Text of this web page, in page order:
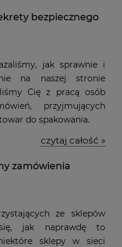
bezpiecznego
jak sprawnie i
na naszej stronie
Cię z pracą osób
przyjmujących
do spakowania.
czytaj całość »
zamówienia
ze sklepów
jak naprawdę to
sklepy w sieci